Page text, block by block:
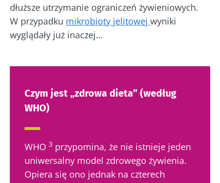
dłuższe utrzymanie ograniczeń żywieniowych.
W przypadku mikrobioty jelitowej wyniki
wyglądały już inaczej…
Czym jest „zdrowa dieta” (według
WHO)
WHO 3 przypomina, że nie istnieje jeden
uniwersalny model zdrowego żywienia.
Opiera się ono jednak na czterech